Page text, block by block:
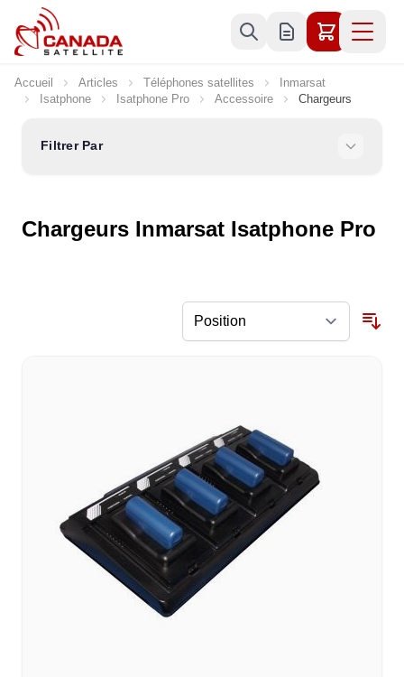
Allez au contenu
Accueil Articles Téléphones satellites
Inmarsat
Isatphone
Isatphone Pro Accessoire Chargeurs
Filtrer Par
Chargeurs Inmarsat Isatphone Pro